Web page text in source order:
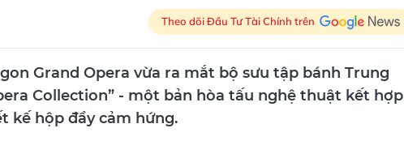
Theo dõi Đầu Tư Tài Chính trên
Grand Opera vừa ra mắt bộ sưu tập bánh Trung
Collection” - một bản hòa tấu nghệ thuật kết hợp
kế hộp đầy cảm hứng.